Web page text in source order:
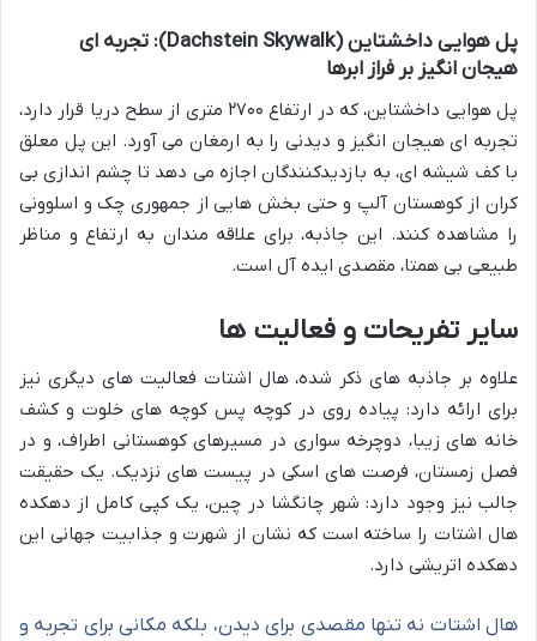
پل هوایی داخشتاین (Dachstein Skywalk): تجربه ای
هیجان انگیز بر فراز ابرها
پل هوایی داخشتاین، که در ارتفاع ۲۷۰۰ متری از سطح دریا قرار دارد،
تجربه ای هیجان انگیز و دیدنی را به ارمغان می آورد. این پل معلق
با کف شیشه ای، به بازدیدکنندگان اجازه می دهد تا چشم اندازی بی
کران از کوهستان آلپ و حتی بخش هایی از جمهوری چک و اسلوونی
را مشاهده کنند. این جاذبه، برای علاقه مندان به ارتفاع و مناظر
طبیعی بی همتا، مقصدی ایده آل است.
سایر تفریحات و فعالیت ها
علاوه بر جاذبه های ذکر شده، هال اشتات فعالیت های دیگری نیز
برای ارائه دارد: پیاده روی در کوچه پس کوچه های خلوت و کشف
خانه های زیبا، دوچرخه سواری در مسیرهای کوهستانی اطراف، و در
فصل زمستان، فرصت های اسکی در پیست های نزدیک. یک حقیقت
جالب نیز وجود دارد: شهر چانگشا در چین، یک کپی کامل از دهکده
هال اشتات را ساخته است که نشان از شهرت و جذابیت جهانی این
دهکده اتریشی دارد.
هال اشتات نه تنها مقصدی برای دیدن، بلکه مکانی برای تجربه و